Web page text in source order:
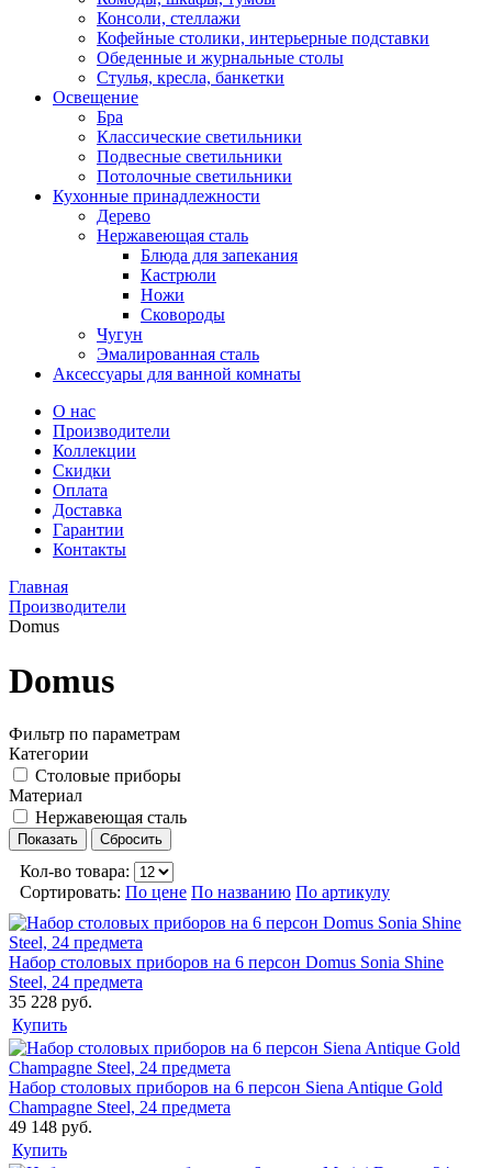
Консоли, стеллажи
Кофейные столики, интерьерные подставки
Обеденные и журнальные столы
Стулья, кресла, банкетки
Освещение
Бра
Классические светильники
Подвесные светильники
Потолочные светильники
Кухонные принадлежности
Дерево
Нержавеющая сталь
Блюда для запекания
Кастрюли
Ножи
Сковороды
Чугун
Эмалированная сталь
Аксессуары для ванной комнаты
О нас
Производители
Коллекции
Скидки
Оплата
Доставка
Гарантии
Контакты
Главная
Производители
Domus
Domus
Фильтр по параметрам
Категории
Столовые приборы
Материал
Нержавеющая сталь
Кол-во товара:
Сортировать: По цене По названию По артикулу
Набор столовых приборов на 6 персон Domus Sonia Shine
Steel, 24 предмета
35 228 руб.
Купить
Набор столовых приборов на 6 персон Siena Antique Gold
Champagne Steel, 24 предмета
49 148 руб.
Купить